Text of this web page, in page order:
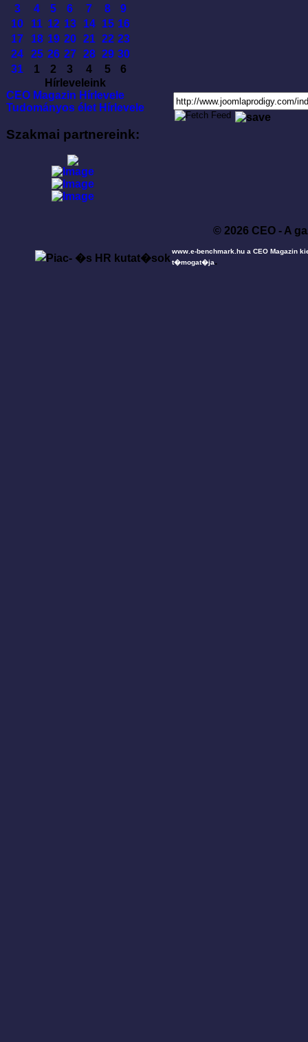
3
4 5 6 7 8
9
10
11 12 13 14 15 16
17
18 19 20 21 22 23
24
25 26 27 28 29 30
31
1 2 3 4 5
6
Hírleveleink
CEO Magazin Hírlevele
Tudományos élet Hírlevele
Szakmai partnereink:
© 2026 CEO - A
www.e-benchmark.hu a CEO Magazin
t�mogat�ja.